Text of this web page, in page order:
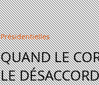
QUAND LE
LE DÉSACCORD
Présidentielles